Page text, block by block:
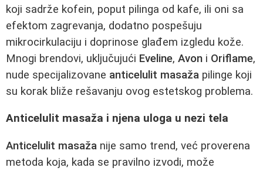
koji sadrže kofein, poput pilinga od kafe, ili oni sa
efektom zagrevanja, dodatno pospešuju
mikrocirkulaciju i doprinose glađem izgledu kože.
Mnogi brendovi, uključujući Eveline, Avon i Oriflame,
nude specijalizovane anticelulit masaža pilinge koji
su korak bliže rešavanju ovog estetskog problema.
Anticelulit masaža i njena uloga u nezi tela
Anticelulit masaža nije samo trend, već proverena
metoda koja, kada se pravilno izvodi, može